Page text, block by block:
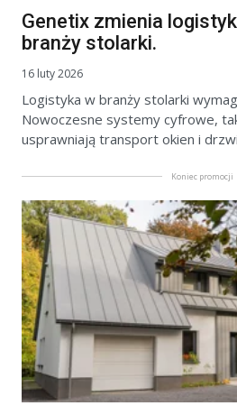
Genetix zmienia
branży stolarki.
16 luty 2026
Logistyka w branży stolarki
Nowoczesne systemy cyfrowe,
usprawniają transport okien i
Koniec promocji